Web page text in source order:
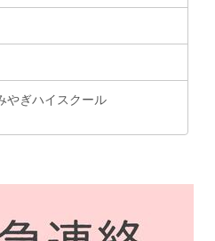
やぎハイスクール